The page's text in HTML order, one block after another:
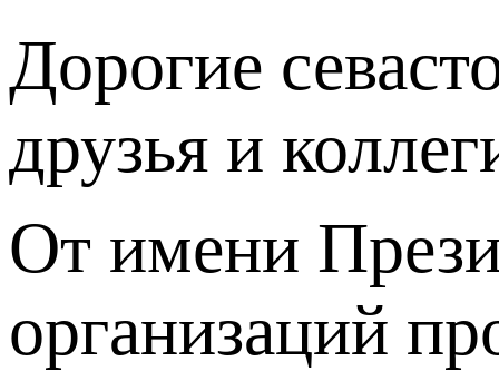
Дорогие
друзья и
От имени
организаций